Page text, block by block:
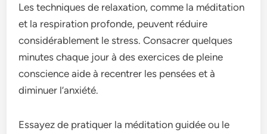
Les techniques de relaxation, comme la méditation
et la respiration profonde, peuvent réduire
considérablement le stress. Consacrer quelques
minutes chaque jour à des exercices de pleine
conscience aide à recentrer les pensées et à
diminuer l’anxiété.
Essayez de pratiquer la méditation guidée ou le